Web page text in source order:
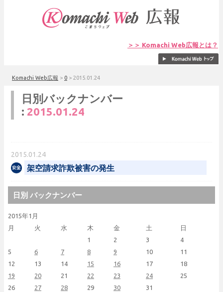
＞＞ Komachi Web広報とは？
Komachi Web広報 > 0 > 2015.01.24
日別バックナンバー
: 2015.01.24
2015.01.24
架空請求詐欺被害の発生
日別 バックナンバー
2015年1月
月
火 水 木 金 土 日
1 2 3
4
5
6 7 8 9 10
11
12
13 14 15 16 17
18
19
20 21 22 23 24
25
26
27 28 29 30 31